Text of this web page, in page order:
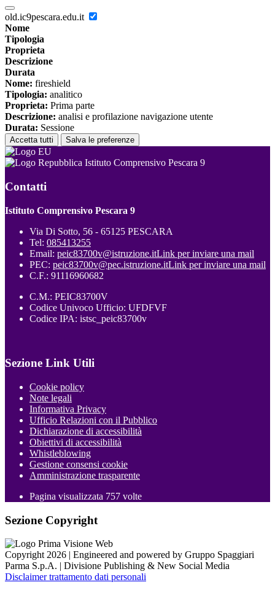
old.ic9pescara.edu.it
Nome
Tipologia
Proprieta
Descrizione
Durata
Nome: fireshield
Tipologia: analitico
Proprieta: Prima parte
Descrizione: analisi e profilazione navigazione utente
Durata: Sessione
Accetta tutti Salva le preferenze
Istituto Comprensivo Pescara 9
Contatti
Istituto Comprensivo Pescara 9
Via Di Sotto, 56 - 65125 PESCARA
Tel: 085413255
Email: peic83700v@istruzione.itLink per inviare una mail
PEC: peic83700v@pec.istruzione.itLink per inviare una mail
C.F.: 91116960682
C.M.: PEIC83700V
Codice Univoco Ufficio: UFDFVF
Codice IPA: istsc_peic83700v
Sezione Link Utili
Cookie policy
Note legali
Informativa Privacy
Ufficio Relazioni con il Pubblico
Dichiarazione di accessibilità
Obiettivi di accessibilità
Whistleblowing
Gestione consensi cookie
Amministrazione trasparente
Pagina visualizzata 757 volte
Sezione Copyright
Copyright 2026 | Engineered and powered by Gruppo Spaggiari
Parma S.p.A. | Divisione Publishing & New Social Media
Disclaimer trattamento dati personali